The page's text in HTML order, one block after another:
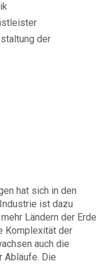
der
hat sich in den
ist dazu
Ländern der Erde
Komplexität der
auch die
Abläufe. Die